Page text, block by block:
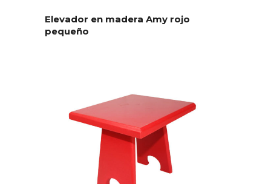
Elevador en madera Amy rojo
pequeño